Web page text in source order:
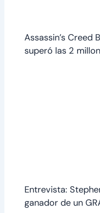
Assassin’s Creed
superó las 2
Entrevista:
ganador de un